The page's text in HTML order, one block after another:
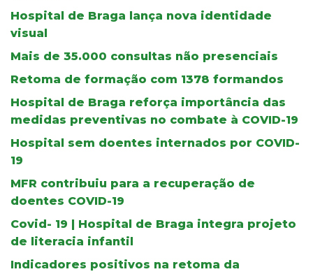
Hospital de Braga lança nova identidade
visual
Mais de 35.000 consultas não presenciais
Retoma de formação com 1378 formandos
Hospital de Braga reforça importância das
medidas preventivas no combate à COVID-19
Hospital sem doentes internados por COVID-
19
MFR contribuiu para a recuperação de
doentes COVID-19
Covid- 19 | Hospital de Braga integra projeto
de literacia infantil
Indicadores positivos na retoma da